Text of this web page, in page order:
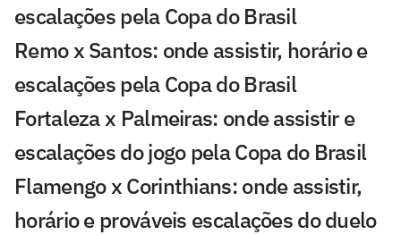
escalações pela Copa do Brasil
Remo x Santos: onde assistir, horário e
escalações pela Copa do Brasil
Fortaleza x Palmeiras: onde assistir e
escalações do jogo pela Copa do Brasil
Flamengo x Corinthians: onde assistir,
horário e prováveis escalações do duelo